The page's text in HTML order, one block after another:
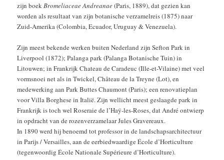
zijn boek Bromeliaceae Andreanae(Paris, 1889), dat gezien kan
worden als resultaat van zijn botanische verzamelreis (1875) naar
Zuid-Amerika (Colombia, Ecuador, Uruguay & Venezuela).
Zijn meest bekende werken buiten Nederland zijn Sefton Park in
Liverpool (1872); Palanga park (Palanga Botanische Tuin) in
Litouwen; in Frankrijk Chateau de Caradeuc (Ille-et-Vilaine) met veel
vormsnoei net als in Twickel, Château de la Treyne (Lot), en
medewerking aan Park Buttes Chaumont (Paris); een renovatieplan
voor Villa Borghese in Italië. Zijn wellicht meest geslaagde park in
Frankrijk is toch wel Roseraie de l’Haÿ-les-Roses, dat André ontwierp
in opdracht van de rozenverzamelaar Jules Gravereaux.
In 1890 werd hij benoemd tot professor in de landschapsarchitectuur
in Parijs / Versailles, aan de eerbiedwaardige École d’Horticulture
(tegenwoordig École Nationale Supérieure d’Horticulture).